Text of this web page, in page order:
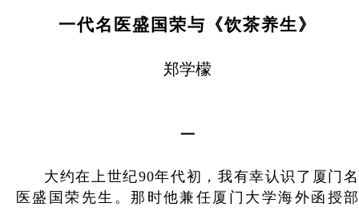
一代名医盛国荣与《饮茶养生》
郑学檬
一
大约在上世纪90年代初，我有幸认识了厦门名
医盛国荣先生。那时他兼任厦门大学海外函授部